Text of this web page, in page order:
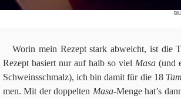
Worin mein Rezept stark abweicht, ist die
Rezept basiert nur auf halb so viel Masa (und
Schweins­schmalz), ich bin damit für die 18
men. Mit der dop­pel­ten Masa-Menge hat’s